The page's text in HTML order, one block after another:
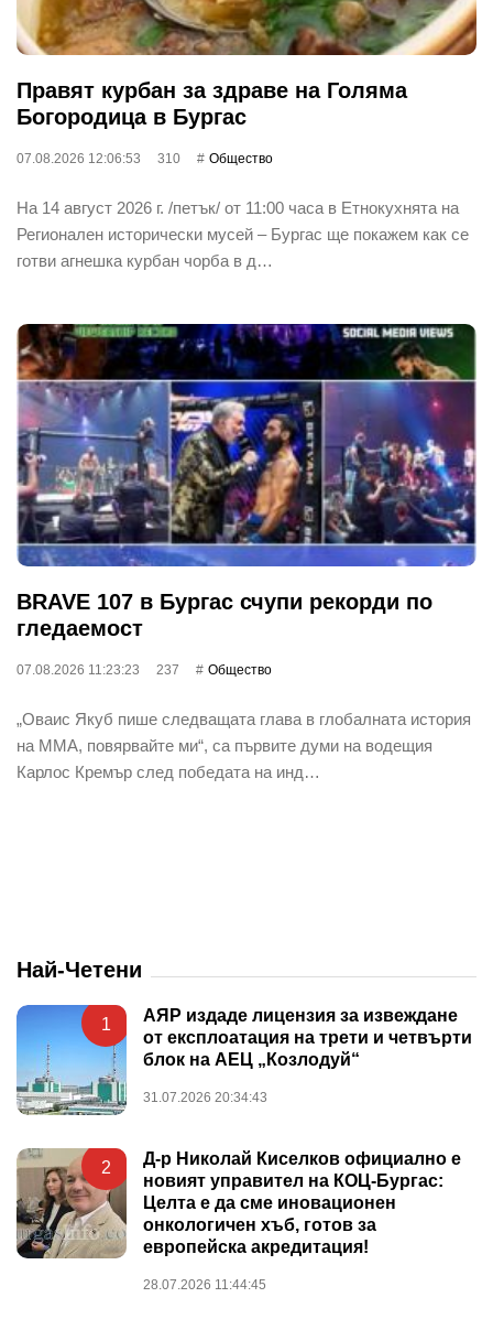
Правят курбан за здраве на Голяма
Богородица в Бургас
07.08.2026 12:06:53 310 Общество
На 14 август 2026 г. /петък/ от 11:00 часа в Етнокухнята на
Регионален исторически мусей – Бургас ще покажем как се
готви агнешка курбан чорба в д…
BRAVE 107 в Бургас счупи рекорди по
гледаемост
07.08.2026 11:23:23 237 Общество
„Оваис Якуб пише следващата глава в глобалната история
на ММА, повярвайте ми“, са първите думи на водещия
Карлос Кремър след победата на инд…
Най-Четени
1
АЯР издаде лицензия за извеждане
от експлоатация на трети и четвърти
блок на АЕЦ „Козлодуй“
31.07.2026 20:34:43
2
Д-р Николай Киселков официално е
новият управител на КОЦ-Бургас:
Целта е да сме иновационен
онкологичен хъб, готов за
европейска акредитация!
28.07.2026 11:44:45